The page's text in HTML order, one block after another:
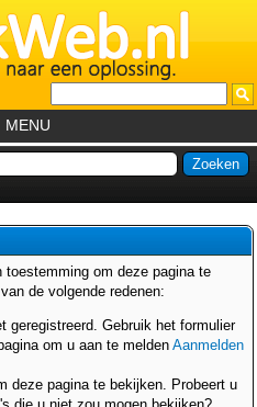
MENU
Forum
toestemming om deze pagina te
de volgende redenen:
geregistreerd. Gebruik het formulier
om u aan te melden Aanmelden
deze pagina te bekijken. Probeert u